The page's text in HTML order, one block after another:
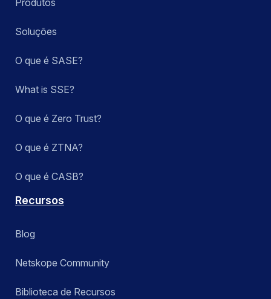
Produtos
Soluções
O que é SASE?
What is SSE?
O que é Zero Trust?
O que é ZTNA?
O que é CASB?
Recursos
Blog
Netskope Community
Biblioteca de Recursos